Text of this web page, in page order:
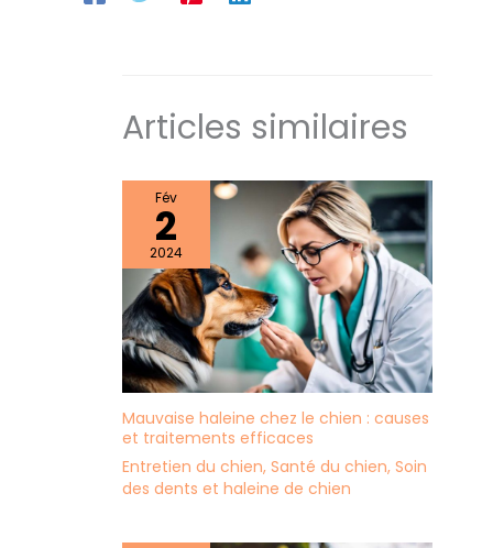
Articles similaires
Fév
2
2024
Mauvaise haleine chez le chien : causes
et traitements efficaces
Entretien du chien, Santé du chien, Soin
des dents et haleine de chien